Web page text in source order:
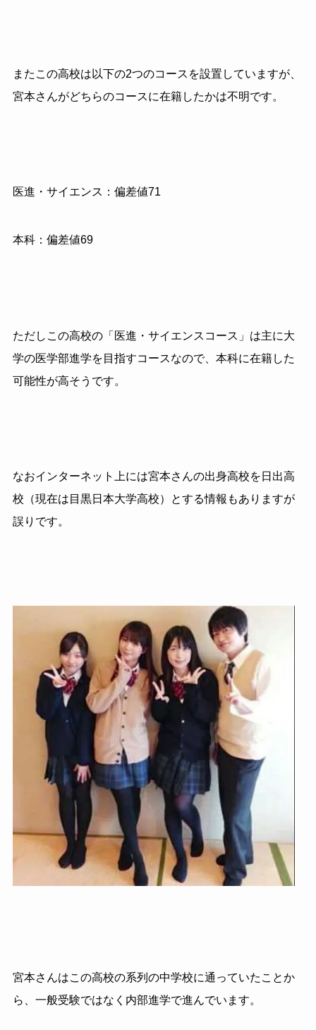
またこの高校は以下の2つのコースを設置していますが、
宮本さんがどちらのコースに在籍したかは不明です。
医進・サイエンス：偏差値71
本科：偏差値69
ただしこの高校の「医進・サイエンスコース」は主に大
学の医学部進学を目指すコースなので、本科に在籍した
可能性が高そうです。
なおインターネット上には宮本さんの出身高校を日出高
校（現在は目黒日本大学高校）とする情報もありますが
誤りです。
宮本さんはこの高校の系列の中学校に通っていたことか
ら、一般受験ではなく内部進学で進んでいます。